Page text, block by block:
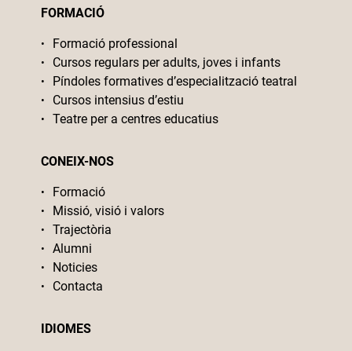
FORMACIÓ
Formació professional
Cursos regulars per adults, joves i infants
Píndoles formatives d’especialització teatral
Cursos intensius d’estiu
Teatre per a centres educatius
CONEIX-NOS
Formació
Missió, visió i valors
Trajectòria
Alumni
Noticies
Contacta
IDIOMES